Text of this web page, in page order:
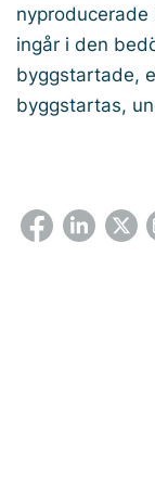
ingår i den
byggstartade,
byggstartas,